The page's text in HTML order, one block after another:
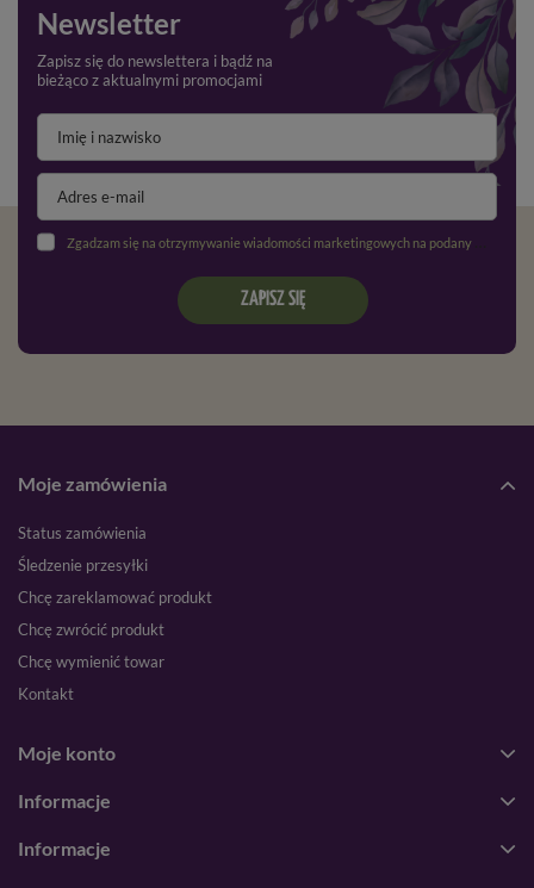
Newsletter
Zapisz się do newslettera i bądź na
bieżąco z aktualnymi promocjami
Zgadzam się na otrzymywanie wiadomości marketingowych na podany adres e-mail oraz przetwarzanie danych osobowych zgodnie z
ZAPISZ SIĘ
Moje zamówienia
Status zamówienia
Śledzenie przesyłki
Chcę zareklamować produkt
Chcę zwrócić produkt
Chcę wymienić towar
Kontakt
Moje konto
Informacje
Informacje